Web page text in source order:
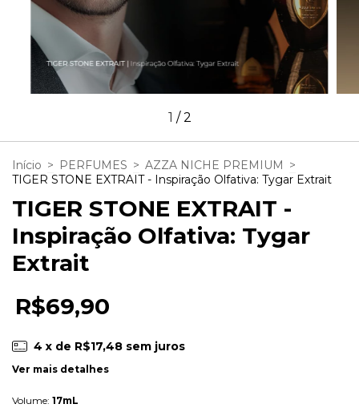
1 /2
Início > PERFUMES > AZZA NICHE PREMIUM >
TIGER STONE EXTRAIT - Inspiração Olfativa: Tygar Extrait
TIGER STONE EXTRAIT -
Inspiração Olfativa: Tygar
Extrait
R$69,90
4 x de R$17,48 sem juros
Ver mais detalhes
Volume: 17mL